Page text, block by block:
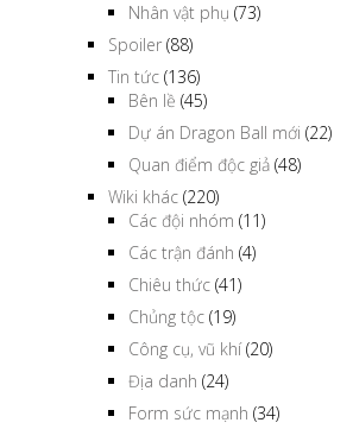
Nhân vật phụ (73)
Spoiler (88)
Tin tức (136)
Bên lề (45)
Dự án Dragon Ball mới (22)
Quan điểm độc giả (48)
Wiki khác (220)
Các đội nhóm (11)
Các trận đánh (4)
Chiêu thức (41)
Chủng tộc (19)
Công cụ, vũ khí(20)
Địa danh (24)
Form sức mạnh (34)